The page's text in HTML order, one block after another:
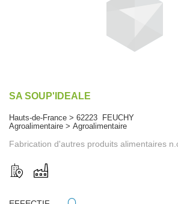
SA SOUP'IDEALE
Hauts-de-France > 62223 FEUCHY
Agroalimentaire > Agroalimentaire
Fabrication d'autres produits alimentaires